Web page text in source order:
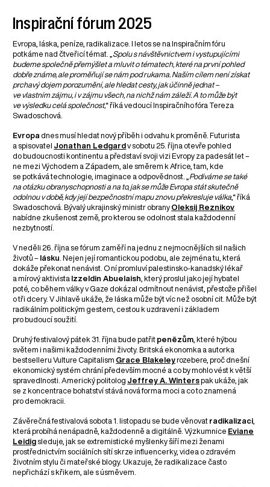
Inspirační fórum 2025
Evropa, láska, peníze, radikalizace. I letos se na Inspiračním fóru
potkáme nad čtveřicí témat. „ Spolu s návštěvnictvem i vystupujícími
budeme společně přemýšlet a mluvit o tématech, které na první pohled
dobře známe, ale proměňují se nám pod rukama. Naším cílem není získat
prchavý dojem porozumění, ale hledat cesty, jak účinně jednat –
ve vlastním zájmu, i v zájmu všech, na nichž nám záleží. A to může být
ve výsledku celá společnost,“ říká vedoucí Inspiračního fóra Tereza
Swadoschová.
Evropa dnes musí hledat nový příběh i odvahu k proměně. Futurista
a spisovatel Jonathan Ledgardv sobotu 25. října otevře pohled
do budoucnosti kontinentu a představí svoji vizi Evropy za padesát let –
ne mezi Východem a Západem, ale směrem k Africe, tam, kde
se potkává technologie, imaginace a odpovědnost. „ Podíváme se také
na otázku obranyschopnosti a na to, jak se může Evropa stát skutečně
odolnou v době, kdy její bezpečnostní mapu znovu překresluje válka,“ říká
Swadoschová. Bývalý ukrajinský ministr obrany Oleksij Reznikov
nabídne zkušenost země, pro kterou se odolnost stala každodenní
nezbytností.
V neděli 26. října se fórum zaměří na jednu z nejmocnějších sil našich
životů – lásku . Nejen její romantickou podobu, ale zejména tu, která
dokáže překonat nenávist. O ní promluví palestinsko-kanadský lékař
a mírový aktivista Izzeldin Abuelaish , který proslul jako její hybatel
poté, co během války v Gaze dokázal odmítnout nenávist, přestože přišel
o tři dcery. V Jihlavě ukáže, že láska může být víc než osobní cit. Může být
radikálním politickým gestem, cestou k uzdravení i základem
pro budoucí soužití.
Druhý festivalový pátek 31. října bude patřit penězům , které hýbou
světem i našimi každodenními životy. Britská ekonomka a autorka
bestselleru Vulture Capitalism Grace Blakeleyrozebere, proč dnešní
ekonomický systém chrání především mocné a co by mohlo vést k větší
spravedlnosti. Americký politolog Jeffrey A. Winterspak ukáže, jak
se z koncentrace bohatství stává nová forma moci a co to znamená
pro demokracii.
Závěrečná festivalová sobota 1. listopadu se bude věnovat radikalizaci
která probíhá nenápadně, každodenně a digitálně. Výzkumnice Eviane
Leidig sleduje, jak se extremistické myšlenky šíří mezi ženami
prostřednictvím sociálních sítí skrze influencerky, videa o zdravém
životním stylu či mateřské blogy. Ukazuje, že radikalizace často
nepřichází s křikem, ale s úsměvem.